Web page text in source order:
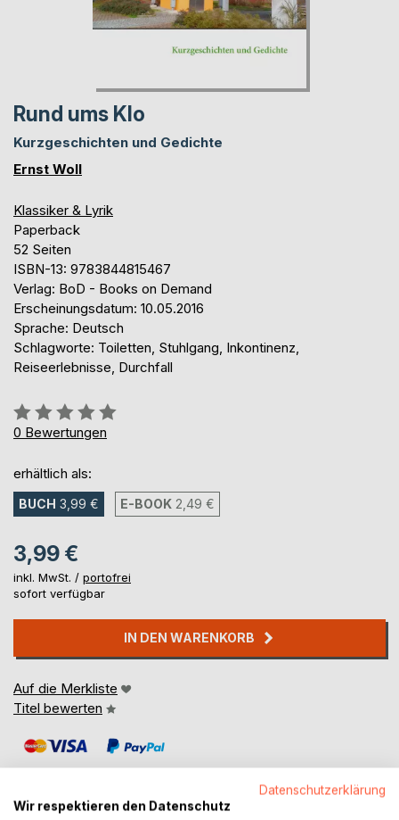
Rund ums Klo
Kurzgeschichten und Gedichte
Ernst Woll
Klassiker & Lyrik
Paperback
52 Seiten
ISBN-13: 9783844815467
Verlag: BoD - Books on Demand
Erscheinungsdatum: 10.05.2016
Sprache: Deutsch
Schlagworte: Toiletten, Stuhlgang, Inkontinenz,
Reiseerlebnisse, Durchfall
Bewertung::
0%
0 Bewertungen
erhältlich als:
BUCH 3,99 € E-BOOK 2,49 €
3,99 €
inkl. MwSt. / portofrei
sofort verfügbar
IN DEN WARENKORB
Auf die Merkliste
Titel bewerten
Datenschutzerklärung
Wir respektieren den Datenschutz